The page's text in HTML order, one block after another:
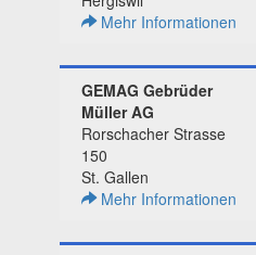
Mehr Informationen
GEMAG Gebrüder
Müller AG
Rorschacher Strasse
150
St. Gallen
Mehr Informationen